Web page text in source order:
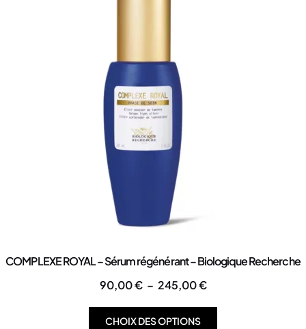
COMPLEXE ROYAL – Sérum régénérant – Biologique Recherche
90,00€ – 245,00€
CHOIX DES OPTIONS